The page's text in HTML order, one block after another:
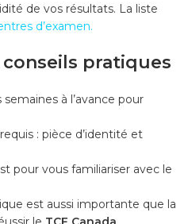
de vos résultats. La liste
d’examen.
pratiques
à l’avance pour
: pièce d’identité et
pour vous familiariser avec le
est aussi importante que la